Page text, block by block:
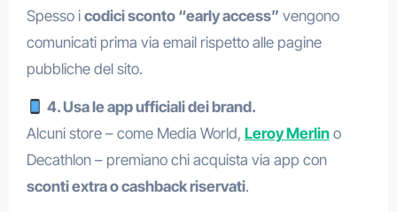
Spesso i codici sconto “early access” vengono
comunicati prima via email rispetto alle pagine
pubbliche del sito.
4. Usa le app ufficiali dei brand.
Alcuni store – come Media World, Leroy Merlino
Decathlon – premiano chi acquista via app con
sconti extra o cashback riservati.